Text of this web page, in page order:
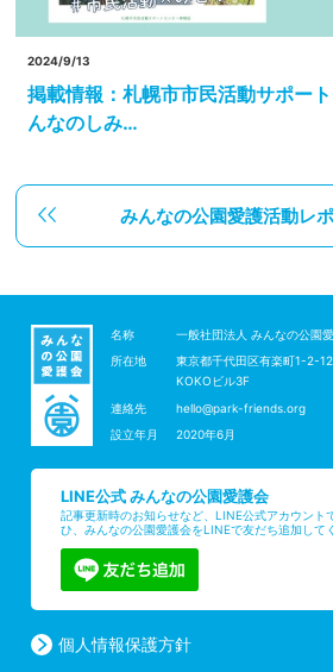
2024/9/13
掲載情報：札幌市市民活動サポー
んなのしみ…
みんなの公園愛護活動レ
名称
一般社団法人 みんなの公園
所在地
東京都千代田区有楽町1-2-12
KOKOビル3F
連絡先
hello@park-friends.org
設立年月
2020年6月
LINE公式 みんなの公園愛護会
記事更新時のお知らせなど、LINE公式アカウント
ひ、みんなの公園愛護会をLINEで友だち追加して
個人情報保護方針